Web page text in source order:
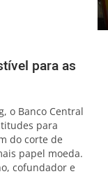
para as
o Banco Central
para
do corte de
papel moeda.
cofundador e